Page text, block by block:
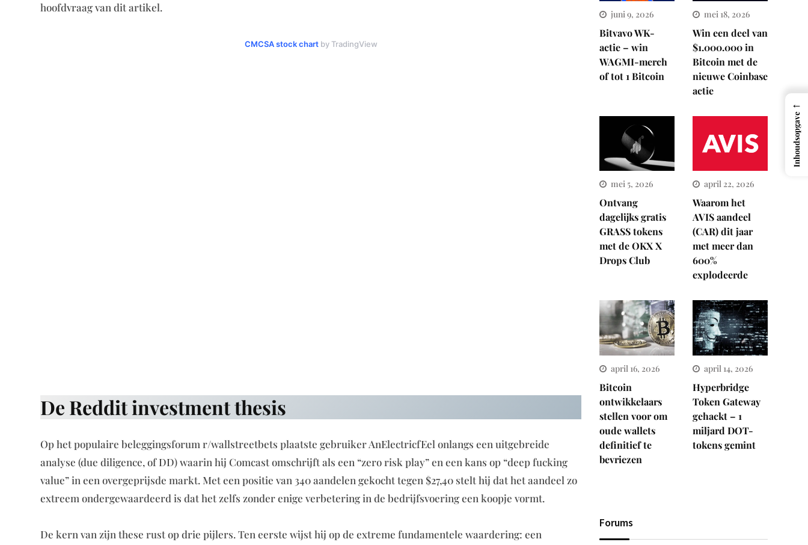
hoofdvraag van dit artikel.
CMCSA stock chartby TradingView
De Reddit investment thesis
Op het populaire beleggingsforum r/wallstreetbets plaatste gebruiker AnElectricfEel onlangs een uitgebreide
analyse (due diligence, of DD) waarin hij Comcast omschrijft als een “zero risk play” en een kans op “deep fucking
value” in een overgeprijsde markt. Met een positie van 340 aandelen gekocht tegen $27,40 stelt hij dat het aandeel zo
extreem ondergewaardeerd is dat het zelfs zonder enige verbetering in de bedrijfsvoering een koopje vormt.
De kern van zijn these rust op drie pijlers. Ten eerste wijst hij op de extreme fundamentele waardering: een
juni 9, 2026
Bitvavo WK-
actie – win
WAGMI-merch
of tot 1 Bitcoin
mei 18, 2026
Win een deel van
$1.000.000 in
Bitcoin met de
nieuwe Coinbase
actie
mei 5, 2026
Ontvang
dagelijks gratis
GRASS tokens
met de OKX X
Drops Club
april 22, 2026
Waarom het
AVIS aandeel
(CAR) dit jaar
met meer dan
600%
explodeerde
april 16, 2026
Bitcoin
ontwikkelaars
stellen voor om
oude wallets
definitief te
bevriezen
april 14, 2026
Hyperbridge
Token Gateway
gehackt – 1
miljard DOT-
tokens gemint
Forums
←
Inhoudsopgave